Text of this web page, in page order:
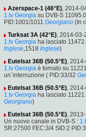
Azerspace-1 (46°E), 2014-
1.tv Georgia su DVB-S
PID:1001/1011 Georgiano (In
Turksat 3A (42°E), 2014-03-
1.tv Georgia ha lasciato
Inglese,1518 Inglese)
Eutelsat 36B (50.5°E),
1.tv Georgia è tornato su
un´interruzione ( PID:33/32
Eutelsat 36B (50.5°E),
1.tv Georgia ha lasciato
Georgiano)
Eutelsat 36B (50.5°E),
Un nuovo canale in DVB-S :
SR:27500 FEC:3/4 SID:2